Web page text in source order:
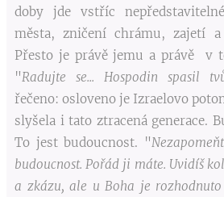
doby jde vstříc
města, zničení chrámu, zajetí
Přesto je právě jemu a právě v
"Radujte se... Hospodin spasil
řečeno: osloveno je Izraelovo
slyšela i tato ztracená generace.
To jest budoucnost. "
budoucnost. Pořád ji máte. Uvidíš
a zkázu, ale u Boha je